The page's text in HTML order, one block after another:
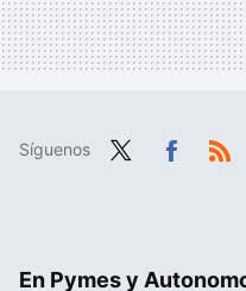
Síguenos
En Pymes y